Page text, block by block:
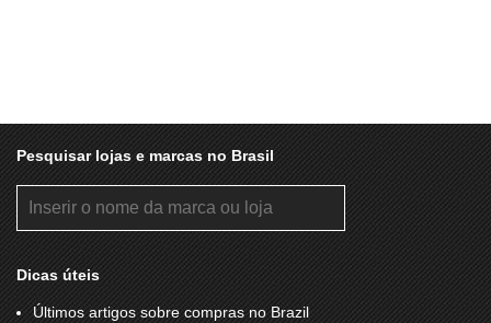
Pesquisar lojas e marcas no Brasil
Dicas úteis
Últimos artigos sobre compras no Brazil